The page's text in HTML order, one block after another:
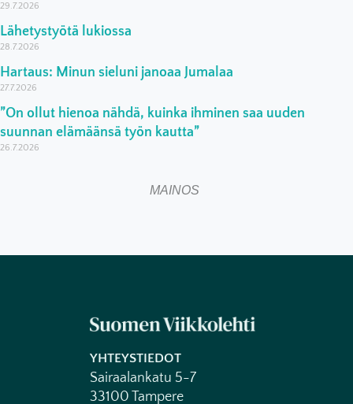
29.7.2026
Lähetystyötä lukiossa
28.7.2026
Hartaus: Minun sieluni janoaa Jumalaa
27.7.2026
”On ollut hienoa nähdä, kuinka ihminen saa uuden
suunnan elämäänsä työn kautta”
26.7.2026
MAINOS
YHTEYSTIEDOT
Sairaalankatu 5-7
33100 Tampere